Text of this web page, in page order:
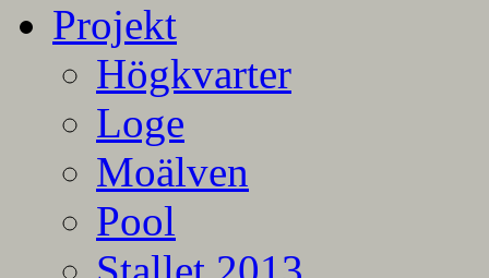
Projekt
Högkvarter
Loge
Moälven
Pool